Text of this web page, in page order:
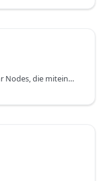
Ein Cluster besteht aus zwei oder mehr Nodes, die miteinander kommunizieren. Ein {data.proxmox}-Cluster ermöglicht die Verwaltung über eine einzige WebUI, die auf jedem Node im Cluster aufgerufen werden kann.